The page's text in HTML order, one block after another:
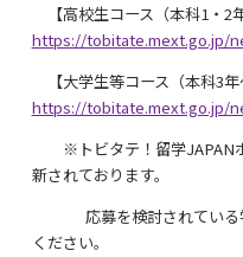
【高校生コース（本
https://tobitate.mext.go.jp/
【大学生等コース（本科3年
https://tobitate.mext.go.jp/
※トビタテ！留学JAPAN
新されております。
応募を検討されている学
ください。